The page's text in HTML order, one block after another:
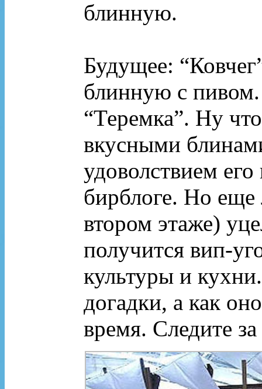
блинную.
Будущее:
блинную с
“Теремка”. Ну
вкусными
удоволствием
бирблоге. Но
втором этаже)
получится вип-
культуры и
догадки, а как
время. Следите